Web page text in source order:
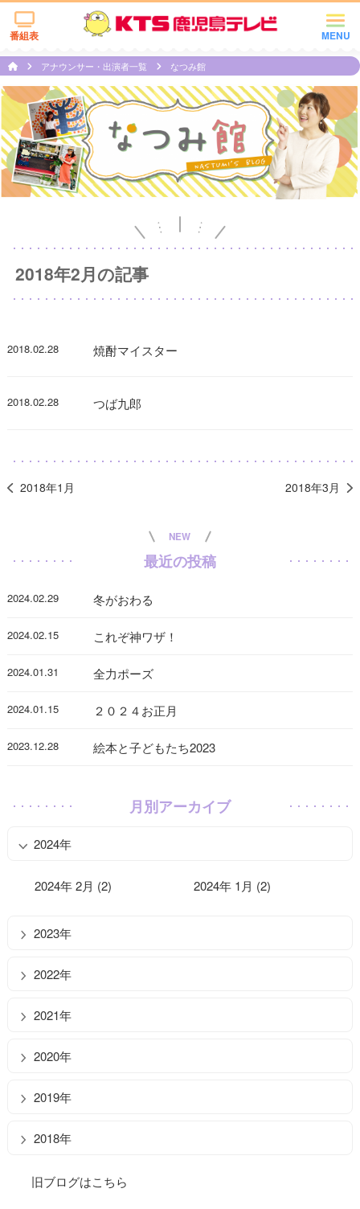
MENU
番組表
アナウンサー・出演者一覧 なつみ館
2018年2月の記事
2018.02.28 焼酎マイスター
2018.02.28 つば九郎
2018年1月 2018年3月
NEW
最近の投稿
2024.02.29 冬がおわる
2024.02.15 これぞ神ワザ！
2024.01.31 全力ポーズ
2024.01.15 ２０２４お正月
2023.12.28 絵本と子どもたち2023
月別アーカイブ
2024年
2024年 2月 (2) 2024年 1月 (2)
2023年
2022年
2021年
2020年
2019年
2018年
旧ブログはこちら